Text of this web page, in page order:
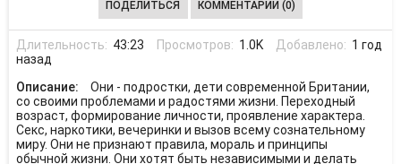
ПОДЕЛИТЬСЯ КОММЕНТАРИИ (0)
Длительность: 43:23 Просмотров: 1.0K Добавлено: 1 год
назад
Описание:
Они - подростки, дети современной Британии,
со своими проблемами и радостями жизни. Переходный
возраст, формирование личности, проявление характера.
Секс, наркотики, вечеринки и вызов всему сознательному
миру. Они не признают правила, мораль и принципы
обычной жизни. Они хотят быть независимыми и делать